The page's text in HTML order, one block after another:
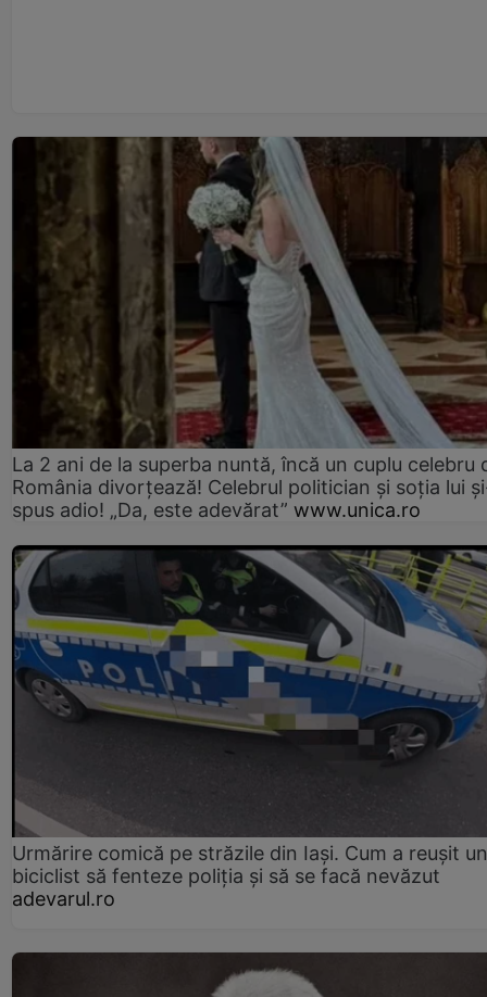
La 2 ani de la superba nuntă, încă un cuplu celebru
România divorțează! Celebrul politician și soția lui
spus adio! „Da, este adevărat” www.unica.ro
Urmărire comică pe străzile din Iași. Cum a reușit un
biciclist să fenteze poliția și să se facă nevăzut
adevarul.ro